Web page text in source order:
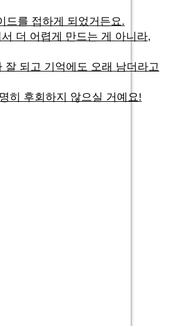
드를 접하게 되었거든요.
더 어렵게 만드는 게 아니라,
되고 기억에도 오래 남더라고
히 후회하지 않으실 거예요!